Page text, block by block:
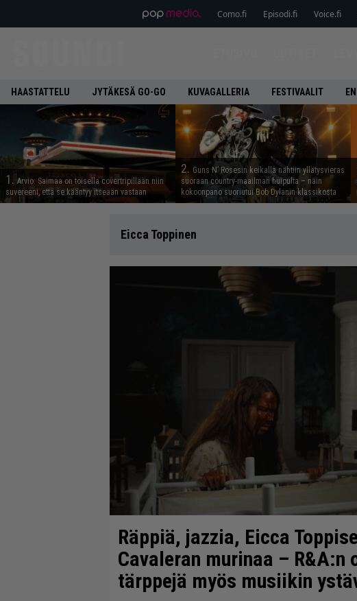
Como.fi Episodi.fi Voice.fi
HAASTATTELU JYTÄKESÄ GO-GO KUVAGALLERIA FESTIVAALIT
1. Arvio: Saimaa on toisella covertripillään niin
suvereeni, että se kääntyy itseään vastaan
2. Guns N’ Rosesin keikalla nähtiin yllätysvieras
suoraan country-maailman huipulta – näin
kokoonpano suoriutui Bob Dylanin klassikosta
Eicca Toppinen
Räppiä, jazzia, Eicca
Cavaleran murinaa –
tärppejä myös musiikin